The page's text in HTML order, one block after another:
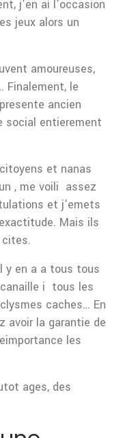
j’en ai l’occasion
jeux alors un
amoureuses,
Finalement, le
ancien
social entierement
et nanas
, me voili assez
et j’emets
Mais ils
cites.
y en a a tous tous
i tous les
caches… En
avoir la garantie de
les
ages, des